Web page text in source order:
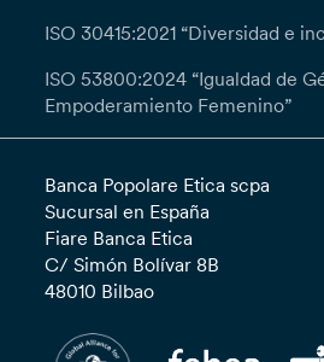
ISO 30415:2021 “Diversidad e
ISO 53800:2024 “Igualdad de
Empoderamiento Femenino”
Banca Popolare Etica scpa
Sucursal en España
Fiare Banca Etica
C/ Simón Bolívar 8B
48010 Bilbao